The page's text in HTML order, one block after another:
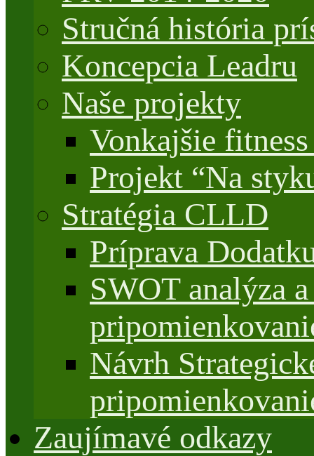
Stručná história
Koncepcia Leadru
Naše projekty
Vonkajšie
Projekt “Na
Stratégia CLLD
Príprava
SWOT analýza
Návrh
Zaujímavé odkazy